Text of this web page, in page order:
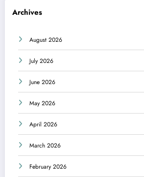
Archives
August 2026
July 2026
June 2026
May 2026
April 2026
March 2026
February 2026